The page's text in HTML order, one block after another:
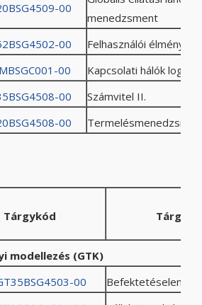
00
menedzsment
00
Felhasználói élmény
00
Kapcsolati hálók
00
Számvitel II.
00
Tárgykód
modellezés (GTK)
00